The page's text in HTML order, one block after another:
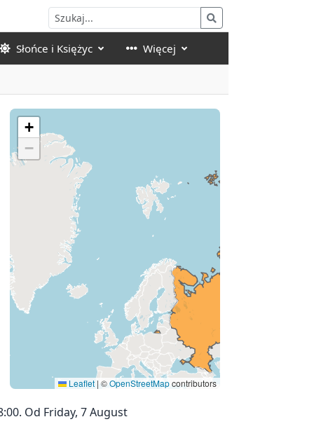
Słońce i Księżyc Więcej
+
−
Leaflet | ©OpenStreetMapcontributors
Od Friday, 7 August